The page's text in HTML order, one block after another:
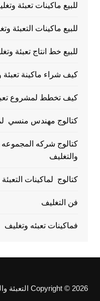
للبيع ماكينات تعبئة
للبيع ماكينات التعبئة
للبيع خط انتاج تعبئة
كيف شراء ماكينة تعبئة
كيف تخطط لمشروع
كتالوج مهندس منسي
كتالوج شركه
والتغليف
كتالوج لماكينات
فن التغليف
فماكينات تعبئه وتغليف
Copyright © 2026 التعبئة والتغليف. All rights reserved.